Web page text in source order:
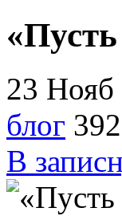
23 Нояб
блог
В